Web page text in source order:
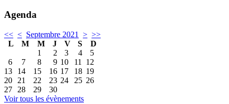
Agenda
<< < Septembre 2021 > >>
L
M M J V S
D
1
2 3 4
5
6
7 8 9 10 11
12
13
14 15 16 17 18 19
20
21 22 23 24 25 26
27
28 29
30
Voir tous les évènements